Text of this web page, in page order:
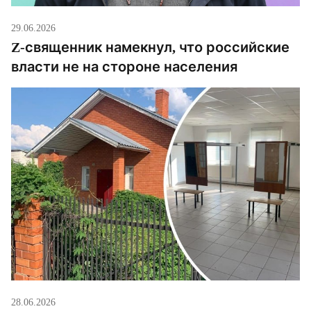
29.06.2026
Z-священник намекнул, что российские
власти не на стороне населения
28.06.2026